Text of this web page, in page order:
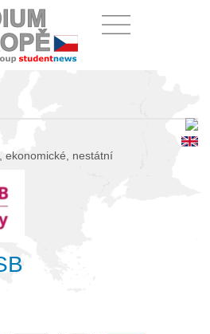
ekonomické, nestátní